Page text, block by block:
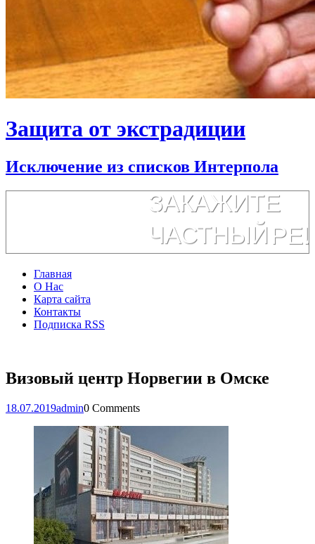
Защита от экстрадиции
Исключение из списков Интерпола
Главная
О Нас
Карта сайта
Контакты
Подписка RSS
Визовый центр Норвегии в Омске
18.07.2019admin0 Comments